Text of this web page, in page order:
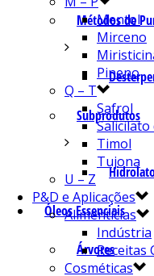
Métodos de
Subprodutos
Óleos Essenciais
Árvores
Mentol
Mirceno
Pineno
Q – T
Safrol
Timol
Tujona
U – Z
P&D e Aplicações
Alimentícias
Indústria
Receitas
Cosméticas